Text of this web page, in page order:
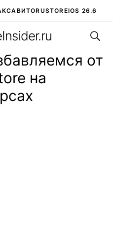
АВИТОRUSTOREIOS 26.6
ЧАТ В ROBLOX
от
на